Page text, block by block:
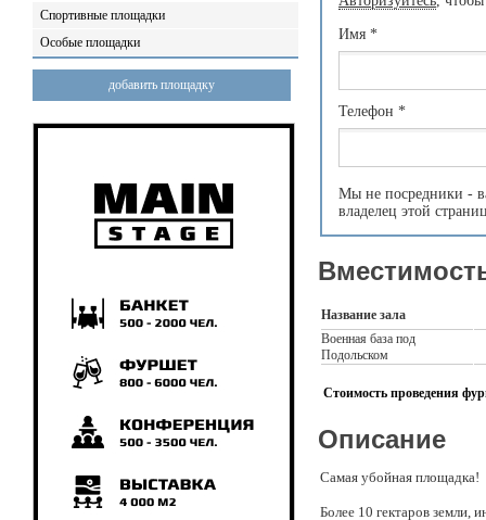
Спортивные площадки
Особые площадки
добавить площадку
Имя *
Телефон *
Мы не посредники -
владелец этой
Название зала
Военная база под
Подольском
Стоимость проведения
Описание
Самая убойная площадка!
Более 10 гектаров земли,